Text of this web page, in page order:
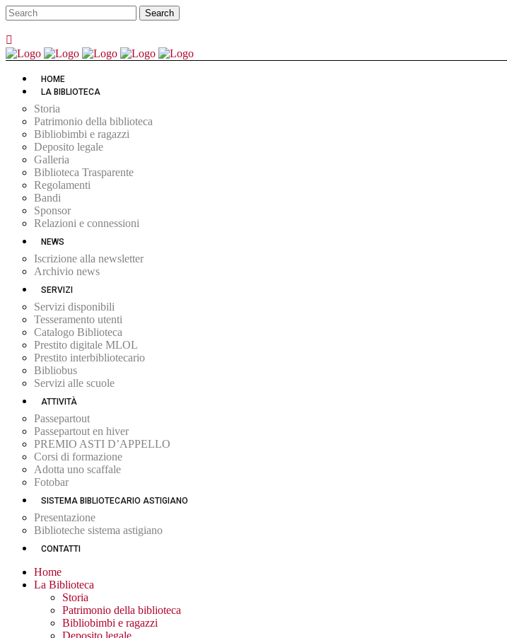
HOME
LA BIBLIOTECA
Storia
Patrimonio della biblioteca
Bibliobimbi e ragazzi
Deposito legale
Galleria
Biblioteca Trasparente
Regolamenti
Bandi
Sponsor
Relazioni e connessioni
NEWS
Iscrizione alla newsletter
Archivio news
SERVIZI
Servizi disponibili
Tesseramento utenti
Catalogo Biblioteca
Prestito digitale MLOL
Prestito interbibliotecario
Bibliobus
Servizi alle scuole
ATTIVITÀ
Passepartout
Passepartout en hiver
PREMIO ASTI D’APPELLO
Corsi di formazione
Adotta uno scaffale
Fotobar
SISTEMA BIBLIOTECARIO ASTIGIANO
Presentazione
Biblioteche sistema astigiano
CONTATTI
Home
La Biblioteca
Storia
Patrimonio della biblioteca
Bibliobimbi e ragazzi
Deposito legale